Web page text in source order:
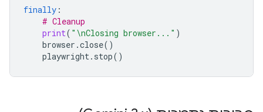
finally :
# Cleanup
print( " \nClosing browser..." )
browser .close()
playwright. stop()